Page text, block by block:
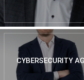
CYBERSECURITY